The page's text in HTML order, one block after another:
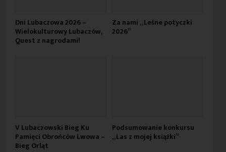
Dni Lubaczowa 2026 –
Wielokulturowy Lubaczów,
Quest z nagrodami!
Za nami „Leśne potyczki
2026”
V Lubaczowski Bieg Ku
Pamięci Obrońców Lwowa –
Bieg Orląt
Podsumowanie konkursu
„Las z mojej książki”